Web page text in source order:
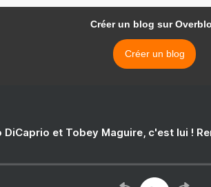
Créer un blog sur
Créer un blog
DiCaprio et Tobey Maguire, c'est lui !